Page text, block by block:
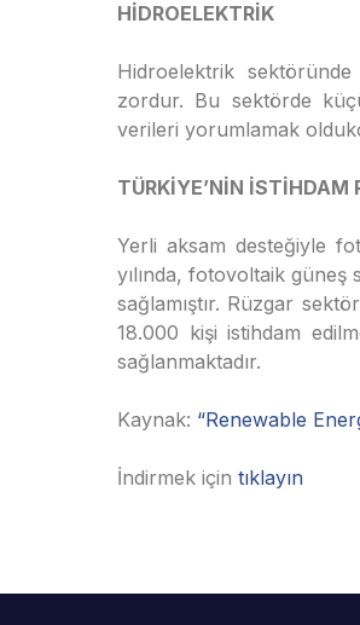
HİDROELEKTRİK
Hidroelektrik sektöründe
zordur. Bu sektörde
verileri yorumlamak
TÜRKİYE’NİN İSTİHDAM
Yerli aksam desteğiyle
yılında, fotovoltaik güneş
sağlamıştır. Rüzgar
18.000 kişi istihdam
sağlanmaktadır.
Kaynak: “Renewable
İndirmek için tıklayın